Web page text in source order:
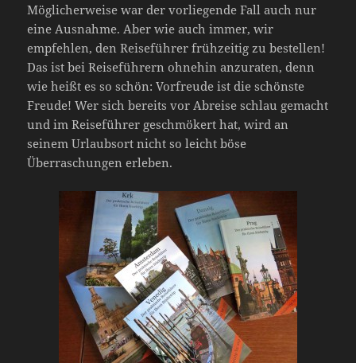
Möglicherweise war der vorliegende Fall auch nur
eine Ausnahme. Aber wie auch immer, wir
empfehlen, den Reiseführer frühzeitig zu bestellen!
Das ist bei Reiseführern ohnehin anzuraten, denn
wie heißt es so schön: Vorfreude ist die schönste
Freude! Wer sich bereits vor Abreise schlau gemacht
und im Reiseführer geschmökert hat, wird an
seinem Urlaubsort nicht so leicht böse
Überraschungen erleben.